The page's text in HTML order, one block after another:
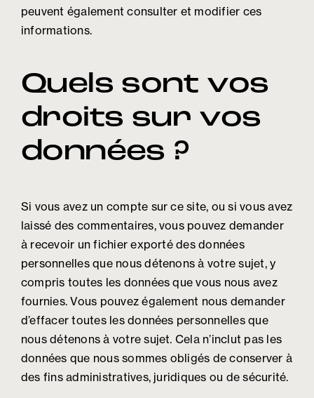
peuvent également consulter et modifier ces
informations.
Quels sont vos
droits sur vos
données ?
Si vous avez un compte sur ce site, ou si vous avez
laissé des commentaires, vous pouvez demander
à recevoir un fichier exporté des données
personnelles que nous détenons à votre sujet, y
compris toutes les données que vous nous avez
fournies. Vous pouvez également nous demander
d’effacer toutes les données personnelles que
nous détenons à votre sujet. Cela n’inclut pas les
données que nous sommes obligés de conserver à
des fins administratives, juridiques ou de sécurité.